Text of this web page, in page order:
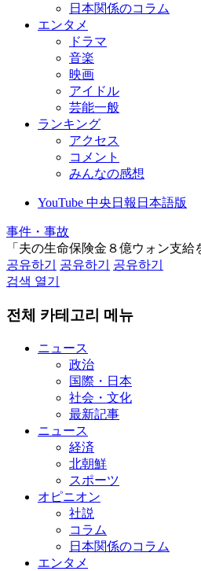
日本関係のコラム
エンタメ
ドラマ
音楽
映画
アイドル
芸能一般
ランキング
アクセス
コメント
みんなの感想
YouTube 中央日報日本語版
事件・事故
「夫の生命保険金８億ウォン支
공유하기
공유하기
공유하기
검색 열기
전체 카테고리 메뉴
ニュース
政治
国際・日本
社会・文化
最新記事
ニュース
経済
北朝鮮
スポーツ
オピニオン
社説
コラム
日本関係のコラム
エンタメ